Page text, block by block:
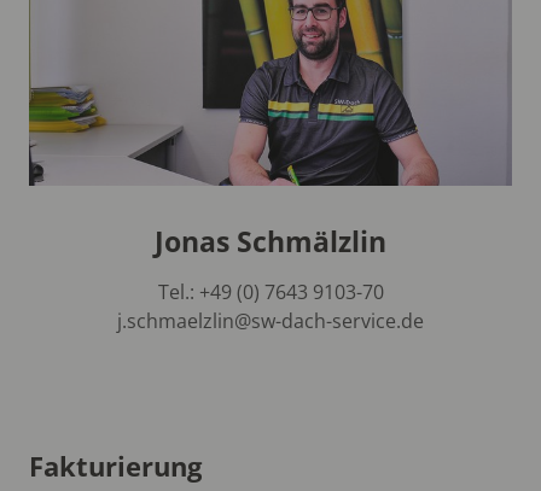
Jonas Schmälzlin
Tel.: +49 (0) 7643 9103-70
j.schmaelzlin@sw-dach-service.de
Fakturierung